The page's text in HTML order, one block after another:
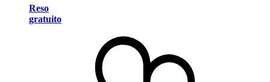
Reso
gratuito